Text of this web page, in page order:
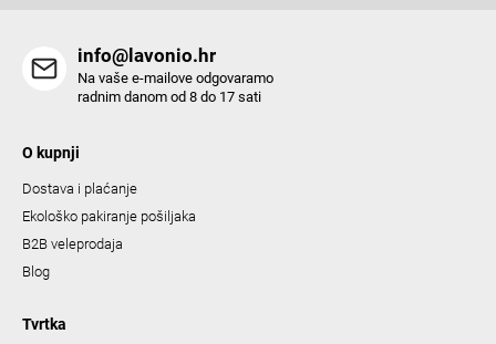
info@lavonio.hr
Na vaše e-mailove odgovaramo
radnim danom od 8 do 17 sati
O kupnji
Dostava i plaćanje
Ekološko pakiranje pošiljaka
B2B veleprodaja
Blog
Tvrtka